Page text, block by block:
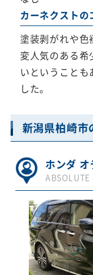
カーネクストの
塗装剥がれや
変人気のある
いということ
した。
新潟県柏崎市
ホンダ オ
ABSOLUTE